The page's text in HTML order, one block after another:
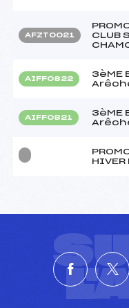
AFZT0021
CLUB
AIFF0822
3èME
AIFF0821
3èME
HIVER